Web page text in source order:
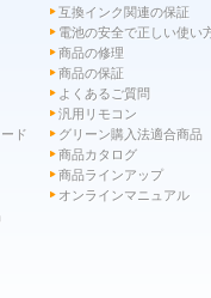
ド
互換インク関連の保証
電池の安全で正しい使い
商品の修理
商品の保証
よくあるご質問
汎用リモコン
グリーン購入法適合商品
商品カタログ
商品ラインアップ
オンラインマニュアル